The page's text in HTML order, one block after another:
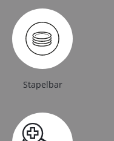
Stapelbar